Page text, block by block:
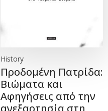
History
Προδομένη Πατρίδα:
Βιώµατα και
Αφηγήσεις από την
ανεξαρτησία στη